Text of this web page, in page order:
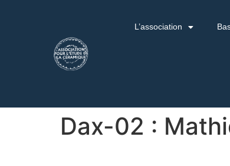
L’association
Dax-02 :